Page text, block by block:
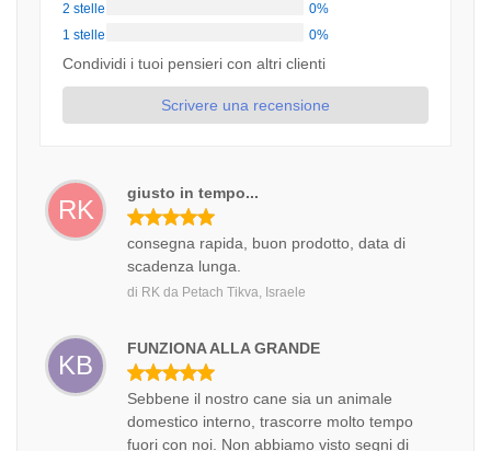
2 stelle
0%
1 stelle
0%
Condividi i tuoi pensieri con altri clienti
Scrivere una recensione
RK
giusto in tempo...
consegna rapida, buon prodotto, data di
scadenza lunga.
di RK da Petach Tikva, Israele
KB
FUNZIONA ALLA GRANDE
Sebbene il nostro cane sia un animale
domestico interno, trascorre molto tempo
fuori con noi. Non abbiamo visto segni di